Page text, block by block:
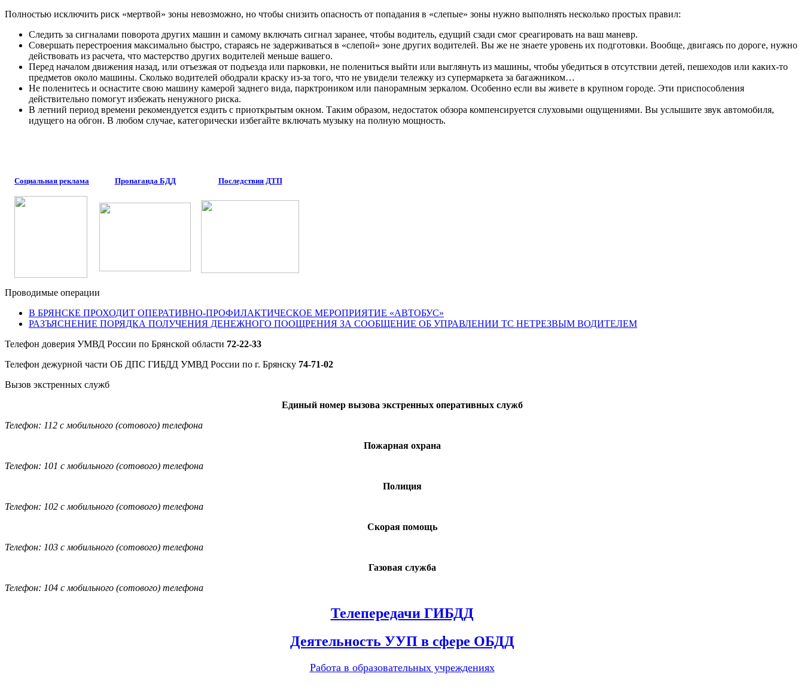
Полностью исключить риск «мертвой» зоны невозможно, но чтобы снизить опасность от попадания в «слепые» зоны нужно выполнять несколько простых правил:
Следить за сигналами поворота других машин и самому включать сигнал заранее, чтобы водитель, едущий сзади смог среагировать на ваш маневр.
Совершать перестроения максимально быстро, стараясь не задерживаться в «слепой» зоне других водителей. Вы же не знаете уровень их подготовки. Вообще, двигаясь по дороге, нужно
действовать из расчета, что мастерство других водителей меньше вашего.
Перед началом движения назад, или отъезжая от подъезда или парковки, не полениться выйти или выглянуть из машины, чтобы убедиться в отсутствии детей, пешеходов или каких-то
предметов около машины. Сколько водителей ободрали краску из-за того, что не увидели тележку из супермаркета за багажником…
Не поленитесь и оснастите свою машину камерой заднего вида, парктроником или панорамным зеркалом. Особенно если вы живете в крупном городе. Эти приспособления
действительно помогут избежать ненужного риска.
В летний период времени рекомендуется ездить с приоткрытым окном. Таким образом, недостаток обзора компенсируется слуховыми ощущениями. Вы услышите звук автомобиля,
идущего на обгон. В любом случае, категорически избегайте включать музыку на полную мощность.
Социальная реклама Пропаганда БДД Последствия ДТП
Проводимые операции
В БРЯНСКЕ ПРОХОДИТ ОПЕРАТИВНО-ПРОФИЛАКТИЧЕСКОЕ МЕРОПРИЯТИЕ «АВТОБУС»
РАЗЪЯСНЕНИЕ ПОРЯДКА ПОЛУЧЕНИЯ ДЕНЕЖНОГО ПООЩРЕНИЯ ЗА СООБЩЕНИЕ ОБ УПРАВЛЕНИИ ТС НЕТРЕЗВЫМ ВОДИТЕЛЕМ
Телефон доверия УМВД России по Брянской области 72-22-33
Телефон дежурной части ОБ ДПС ГИБДД УМВД России по г. Брянску 74-71-02
Вызов экстренных служб
Единый номер вызова экстренных оперативных служб
Телефон: 112 с мобильного (сотового) телефона
Пожарная охрана
Телефон: 101 с мобильного (сотового) телефона
Полиция
Телефон: 102 с мобильного (сотового) телефона
Скорая помощь
Телефон: 103 с мобильного (сотового) телефона
Газовая служба
Телефон: 104 с мобильного (сотового) телефона
Телепередачи ГИБДД
Деятельность УУП в сфере ОБДД
Работа в образовательных учреждениях